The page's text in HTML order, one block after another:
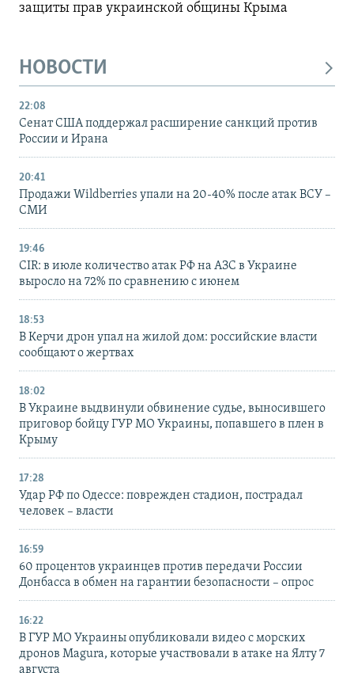
защиты прав украинской общины Крыма
НОВОСТИ
22:08
Сенат США поддержал расширение санкций против
России и Ирана
20:41
Продажи Wildberries упали на 20-40% после атак ВСУ –
СМИ
19:46
CIR: в июле количество атак РФ на АЗС в Украине
выросло на 72% по сравнению с июнем
18:53
В Керчи дрон упал на жилой дом: российские власти
сообщают о жертвах
18:02
В Украине выдвинули обвинение судье, выносившего
приговор бойцу ГУР МО Украины, попавшего в плен в
Крыму
17:28
Удар РФ по Одессе: поврежден стадион, пострадал
человек – власти
16:59
60 процентов украинцев против передачи России
Донбасса в обмен на гарантии безопасности – опрос
16:22
В ГУР МО Украины опубликовали видео с морских
дронов Magura, которые участвовали в атаке на Ялту 7
августа